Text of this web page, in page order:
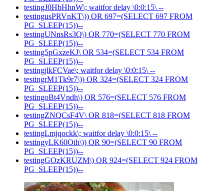
testingJ0HbHhnW\; waitfor delay \0:0:15\ --
testingusPRVnKT\)) OR 697=(SELECT 697 FROM
PG_SLEEP(15))--
testingUNnsRs3Q\) OR 770=(SELECT 770 FROM
PG_SLEEP(15))--
testing5pGxzeKJ\ OR 534=(SELECT 534 FROM
PG_SLEEP(15))--
testingjlkFCVae\; waitfor delay \0:0:15\ --
testingrM1Tk9r7\)) OR 324=(SELECT 324 FROM
PG_SLEEP(15))--
testingoBt4Vndh\) OR 576=(SELECT 576 FROM
PG_SLEEP(15))--
testingZNQCsF4V\ OR 818=(SELECT 818 FROM
PG_SLEEP(15))--
testingLmjqockk\; waitfor delay \0:0:15\ --
testingyLK60Oih\)) OR 90=(SELECT 90 FROM
PG_SLEEP(15))--
testingGOzKRUZM\) OR 924=(SELECT 924 FROM
PG_SLEEP(15))--